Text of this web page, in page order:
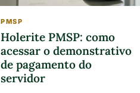
PMSP
Holerite PMSP: como
acessar o demonstrativo
de pagamento do
servidor